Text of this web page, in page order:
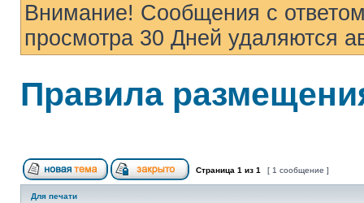
Внимание! Сообщения с
просмотра 30 Дней удаляются
Правила
Страница 1 из 1 [ 1 сообщение ]
Для печати